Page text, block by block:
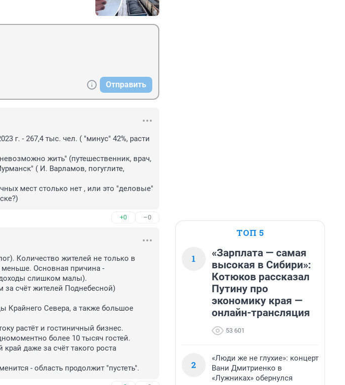
Отправить
г. - 267,4 тыс. чел. ( "минус" 42%, расти
жить" (путешественник, врач,
( И. Варламов, погуглите,
мест столько нет , или это "деловые"
+0 –0
Количество жителей не только в
меньше. Основная причина -
слишком малы).
за счёт жителей Поднебесной)
Крайнего Севера, а также большое
растёт и гостиничный бизнес.
более 10 тысяч гостей.
даже за счёт такого роста
- область продолжит "пустеть".
ТОП 5
1
«Зарплата — самая
высокая в Сибири»:
Котюков рассказал
Путину про
экономику края —
онлайн-трансляция
53 601
2
«Люди же не глухие»: концерт
Вани Дмитриенко в
«Лужниках» обернулся